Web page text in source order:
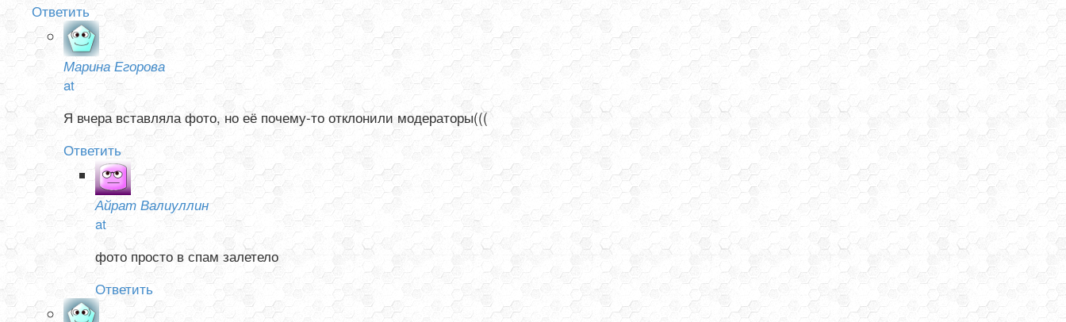
Ответить
Марина Егорова
at
Я вчера вставляла фото, но её почему-то отклонили модераторы(((
Ответить
Айрат Валиуллин
at
фото просто в спам залетело
Ответить